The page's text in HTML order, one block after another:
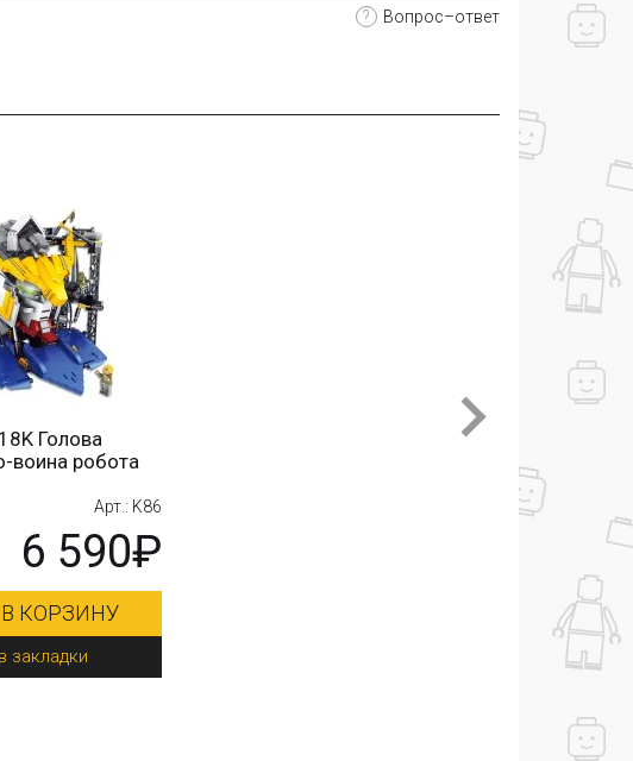
? Вопрос–ответ
Голова
воина робота
Арт.: K86
6 590₽
КОРЗИНУ
закладки